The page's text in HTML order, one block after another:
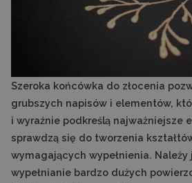
Szeroka końcówka do złocenia
grubszych napisów i elementów,
i wyraźnie podkreślą najważniejsze
sprawdzą się do tworzenia
wymagających wypełnienia.
wypełnianie bardzo dużych